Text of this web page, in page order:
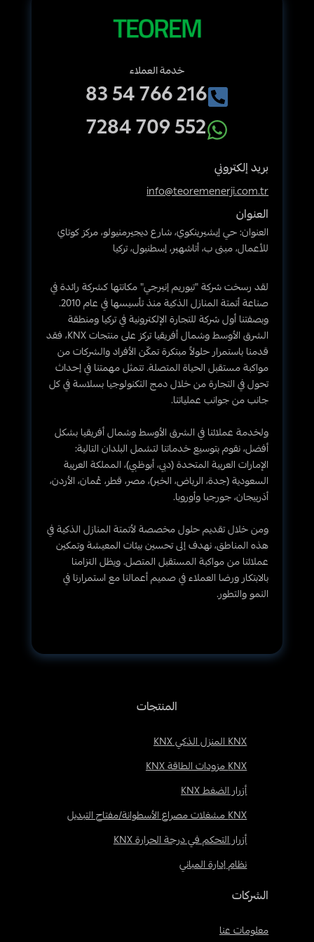
خدمة العملاء
216 766 54 83
552 709 7284
بريد إلكتروني
info@teoremenerji.com.tr
العنوان
العنوان: حي إيشيرينكوي، شارع ديجيرمنيولو، مركز كوتاي
للأعمال، مبنى ب، أتاشهير، إسطنبول، تركيا
لقد رسخت شركة "تيوريم إنيرجي" مكانتها كشركة رائدة في
صناعة أتمتة المنازل الذكية منذ تأسيسها في عام 2010.
وبصفتنا أول شركة للتجارة الإلكترونية في تركيا ومنطقة
الشرق الأوسط وشمال أفريقيا تركز على منتجات KNX، فقد
قدمنا باستمرار حلولاً مبتكرة تمكّن الأفراد والشركات من
مواكبة مستقبل الحياة المتصلة. تتمثل مهمتنا في إحداث
تحول في التجارة من خلال دمج التكنولوجيا بسلاسة في كل
جانب من جوانب عملياتنا.
ولخدمة عملائنا في الشرق الأوسط وشمال أفريقيا بشكل
أفضل، نقوم بتوسيع خدماتنا لتشمل البلدان التالية:
الإمارات العربية المتحدة (دبي، أبوظبي)، المملكة العربية
السعودية (جدة، الرياض، الخبر)، مصر، قطر، عُمان، الأردن،
أذربيجان، جورجيا وأوروبا.
ومن خلال تقديم حلول مخصصة لأتمتة المنازل الذكية في
هذه المناطق، نهدف إلى تحسين بيئات المعيشة وتمكين
عملائنا من مواكبة المستقبل المتصل. ويظل التزامنا
بالابتكار ورضا العملاء في صميم أعمالنا مع استمرارنا في
النمو والتطور.
المنتجات
KNX المنزل الذكي KNX
KNX مزودات الطاقة KNX
أزرار الضغط KNX
KNX مشغلات مصراع الأسطوانة/مفتاح التبديل
أزرار التحكم في درجة الحرارة KNX
نظام إدارة المباني
الشركات
معلومات عنا